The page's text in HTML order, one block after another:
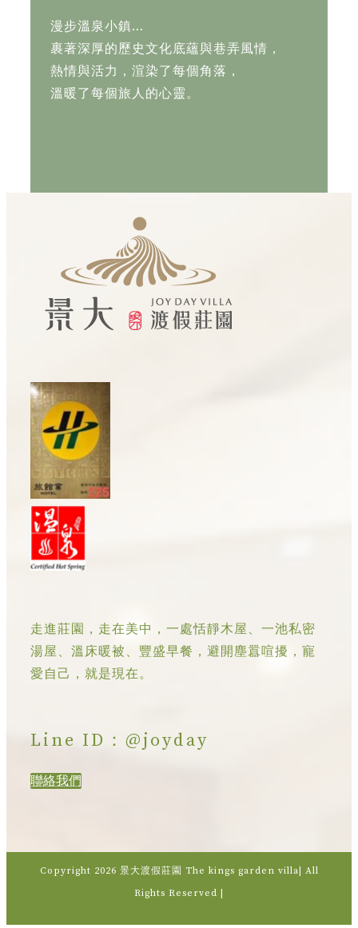
漫步溫泉小鎮…
裹著深厚的歷史文化底蘊與巷弄風情，
熱情與活力，渲染了每個角落，
溫暖了每個旅人的心靈。
走進莊園，走在美中，一處恬靜木屋、一池私密
湯屋、溫床暖被、豐盛早餐，避開塵囂喧擾，寵
愛自己，就是現在。
Line ID：@joyday
聯絡我們
Copyright 2026 景大渡假莊園 The kings garden villa| All
Rights Reserved |